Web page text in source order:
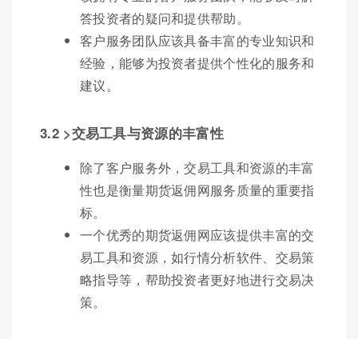
答投资者的疑问和提供帮助。
客户服务团队应该具备丰富的专业知识和
经验，能够为投资者提供个性化的服务和
建议。
3.2 >交易工具与资源的丰富性
除了客户服务外，交易工具和资源的丰富
性也是衡量期货返佣网服务质量的重要指
标。
一个优秀的期货返佣网应该提供丰富的交
易工具和资源，如行情分析软件、交易策
略指导等，帮助投资者更好地进行交易决
策。